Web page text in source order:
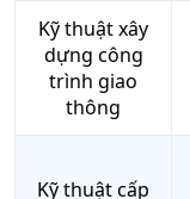
Kỹ thuật xây
dựng công
trình giao
thông
Kỹ thuật cấp